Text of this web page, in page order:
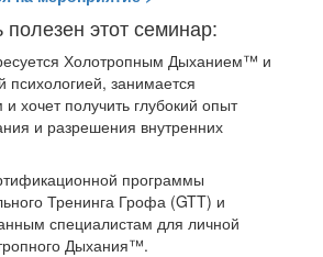
этот семинар:
Холотропным Дыханием™ и
психологией, занимается
хочет получить глубокий опыт
и разрешения внутренних
программы
Тренинга Грофа (GTT) и
специалистам для личной
Дыхания™.